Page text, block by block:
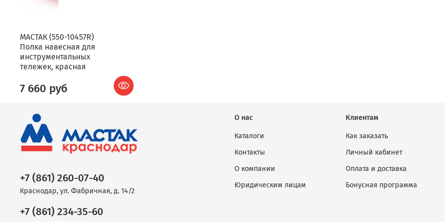
МАСТАК (550-10457R)
Полка навесная для
инструментальных
тележек, красная
7 660 руб
О нас
Каталоги
Контакты
О компании
Юридическим лицам
Клиентам
Как заказать
Личный кабинет
Оплата и доставка
Бонусная программа
+7 (861) 260-07-40
Краснодар, ул. Фабричная, д. 14/2
+7 (861) 234-35-60